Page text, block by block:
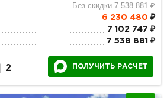
Без скидки 7 538 881 ₽
6 230 480 ₽
7 102 747 ₽
7 538 881 ₽
2 ПОЛУЧИТЬ РАСЧЕТ